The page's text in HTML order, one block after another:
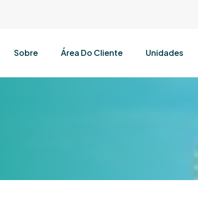
Sobre Área Do Cliente Unidades